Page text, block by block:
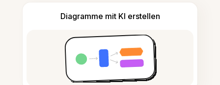
Diagramme mit KI erstellen